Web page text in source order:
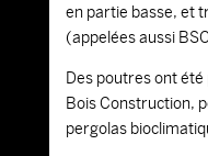
en partie basse, et
(appelées aussi
Des poutres ont
Bois Construction,
pergolas